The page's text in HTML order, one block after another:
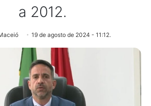
a 2012.
19 de agosto de 2024 - 11:12.